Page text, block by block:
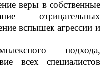
веры в собственные
отрицательных
вспышек агрессии и
подхода,
всех специалистов